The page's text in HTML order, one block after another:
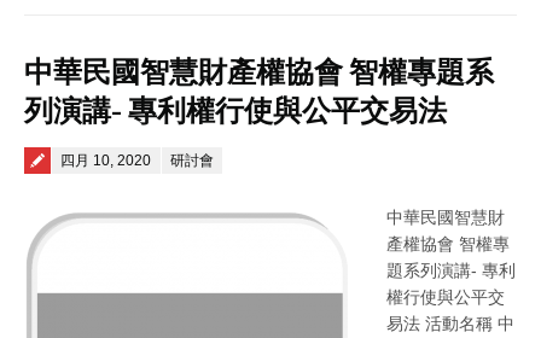
中華民國智慧財產權協會 智權專題系
列演講- 專利權行使與公平交易法
Posted on
四月 10, 2020 研討會
中華民國智慧財
產權協會 智權專
題系列演講- 專利
權行使與公平交
易法 活動名稱 中